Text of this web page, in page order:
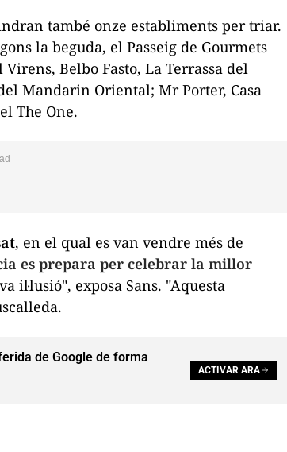
també onze establiments per triar.
la beguda, el Passeig de Gourmets
Belbo Fasto, La Terrassa del
Mandarin Oriental; Mr Porter, Casa
The One.
, en el qual es van vendre més de
es prepara per celebrar la millor
il·lusió", exposa Sans. "Aquesta
de Google de forma
ACTIVAR ARA